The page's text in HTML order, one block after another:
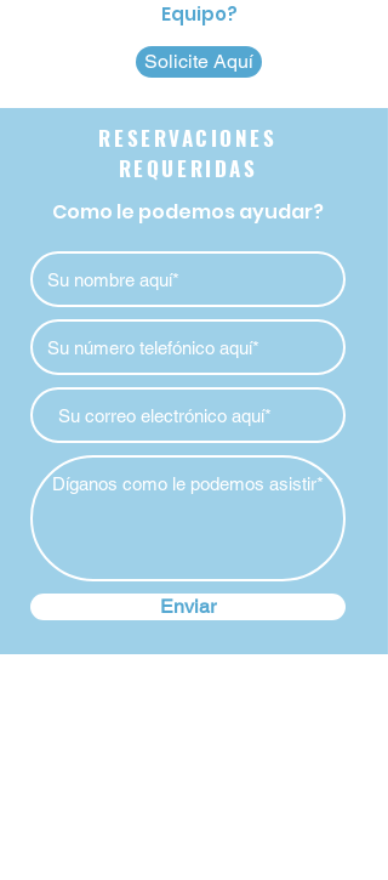
Equipo?
Solicite Aquí
RESERVACIONES
REQUERIDAS
Como le podemos ayudar?
Enviar